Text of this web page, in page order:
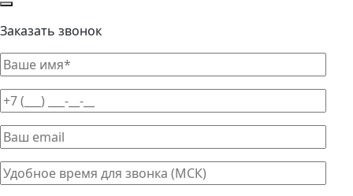
Заказать звонок